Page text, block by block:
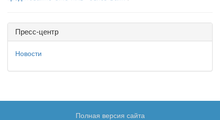
Пресс-центр
Новости
Полная версия сайта